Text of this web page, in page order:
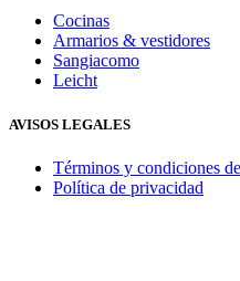
Cocinas
Armarios & vestidores
Sangiacomo
Leicht
AVISOS LEGALES
Términos y condiciones
Política de privacidad